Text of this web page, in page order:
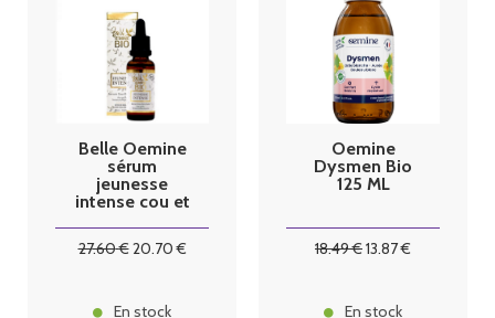
Belle Oemine
sérum
jeunesse
intense cou et
27.60€20.70€
En stock
Oemine
Dysmen Bio
125 ML
18.49€13.87€
En stock